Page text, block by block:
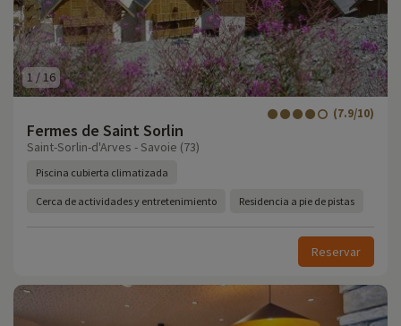
1 /16
Fermes de Saint Sorlin
(7.9/10)
Saint-Sorlin-d'Arves - Savoie (73)
Piscina cubierta climatizada
Cerca de actividades y entretenimiento Residencia a pie de pistas
Reservar